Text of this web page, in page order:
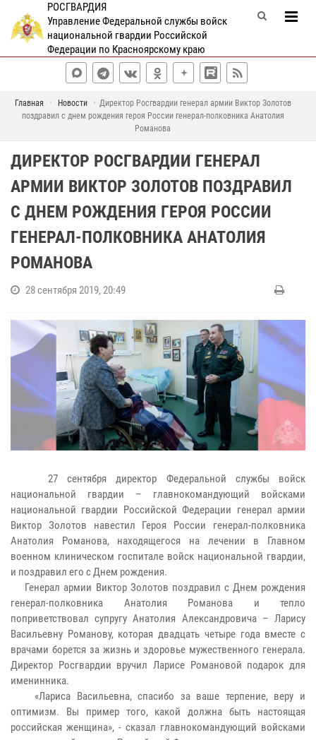
РОСГВАРДИЯ
Управление Федеральной службы войск
национальной гвардии Российской
Федерации по Красноярскому краю
Главная Новости
Директор Росгвардии генерал армии Виктор Золотов
поздравил с днем рождения героя России генерал-полковника Анатолия
Романова
ДИРЕКТОР РОСГВАРДИИ ГЕНЕРАЛ
АРМИИ ВИКТОР ЗОЛОТОВ ПОЗДРАВИЛ
С ДНЕМ РОЖДЕНИЯ ГЕРОЯ РОССИИ
ГЕНЕРАЛ-ПОЛКОВНИКА АНАТОЛИЯ
РОМАНОВА
28 сентября 2019, 20:49
27 сентября директор Федеральной службы войск
национальной гвардии – главнокомандующий войсками
национальной гвардии Российской Федерации генерал армии
Виктор Золотов навестил Героя России генерал-полковника
Анатолия Романова, находящегося на лечении в Главном
военном клиническом госпитале войск национальной гвардии,
и поздравил его с Днем рождения.
Генерал армии Виктор Золотов поздравил с Днем рождения
генерал-полковника Анатолия Романова и тепло
поприветствовал супругу Анатолия Александровича – Ларису
Васильевну Романову, которая двадцать четыре года вместе с
врачами борется за жизнь и здоровье мужественного генерала.
Директор Росгвардии вручил Ларисе Романовой подарок для
именинника.
«Лариса Васильевна, спасибо за ваше терпение, веру и
оптимизм. Вы пример того, какой должна быть настоящая
российская женщина», - сказал главнокомандующий войсками